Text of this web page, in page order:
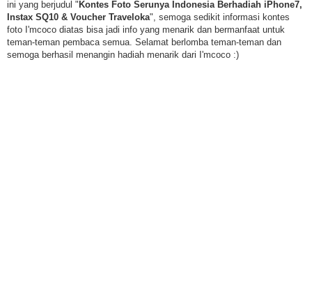
ini yang berjudul "Kontes Foto Serunya Indonesia Berhadiah iPhone7,
Instax SQ10 & Voucher Traveloka", semoga sedikit informasi kontes
foto I'mcoco diatas bisa jadi info yang menarik dan bermanfaat untuk
teman-teman pembaca semua. Selamat berlomba teman-teman dan
semoga berhasil menangin hadiah menarik dari I'mcoco :)